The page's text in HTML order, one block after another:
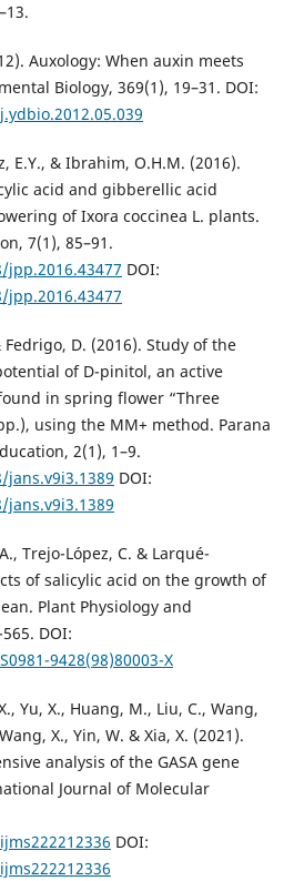
Auxology: When auxin meets
Biology, 369(1), 19–31. DOI:
E.Y., & Ibrahim, O.H.M. (2016).
acid and gibberellic acid
of Ixora coccinea L. plants.
7(1), 85–91.
DOI:
Fedrigo, D. (2016). Study of the
of D-pinitol, an active
in spring flower “Three
using the MM+ method. Parana
2(1), 1–9.
DOI:
Trejo-López, C. & Larqué-
of salicylic acid on the growth of
Plant Physiology and
DOI:
9428(98)80003-X
Yu, X., Huang, M., Liu, C., Wang,
X., Yin, W. & Xia, X. (2021).
analysis of the GASA gene
Journal of Molecular
DOI: